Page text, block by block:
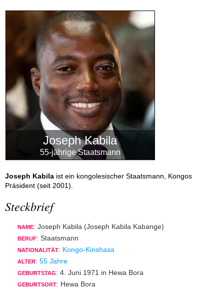
Joseph Kabila
55-jährige Staatsmann
Joseph Kabila ist ein kongolesischer Staatsmann, Kongos
Präsident (seit 2001).
Steckbrief
NAME: Joseph Kabila (Joseph Kabila Kabange)
BERUF: Staatsmann
NATIONALITÄT: Kongo-Kinshasa
ALTER: 55 Jahre
GEBURTSTAG: 4. Juni 1971 in Hewa Bora
GEBURTSORT: Hewa Bora